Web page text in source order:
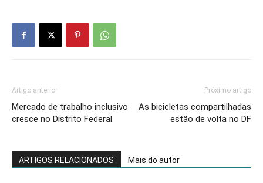
Artigo anterior
Mercado de trabalho inclusivo
cresce no Distrito Federal
Próximo artigo
As bicicletas compartilhadas
estão de volta no DF
ARTIGOS RELACIONADOS Mais do autor